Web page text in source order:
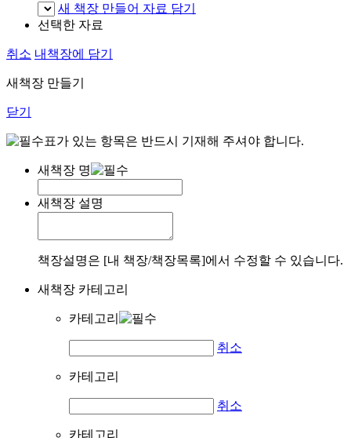
새 책장 만들어 자료 담기
선택한 자료
취소 내책장에 담기
새책장 만들기
닫기
표가 있는 항목은 반드시 기재해 주셔야 합니다.
새책장 명
새책장 설명
책장설명은 [내 책장/책장목록]에서 수정할 수 있습니다.
새책장 카테고리
카테고리
취소
카테고리
취소
카테고리